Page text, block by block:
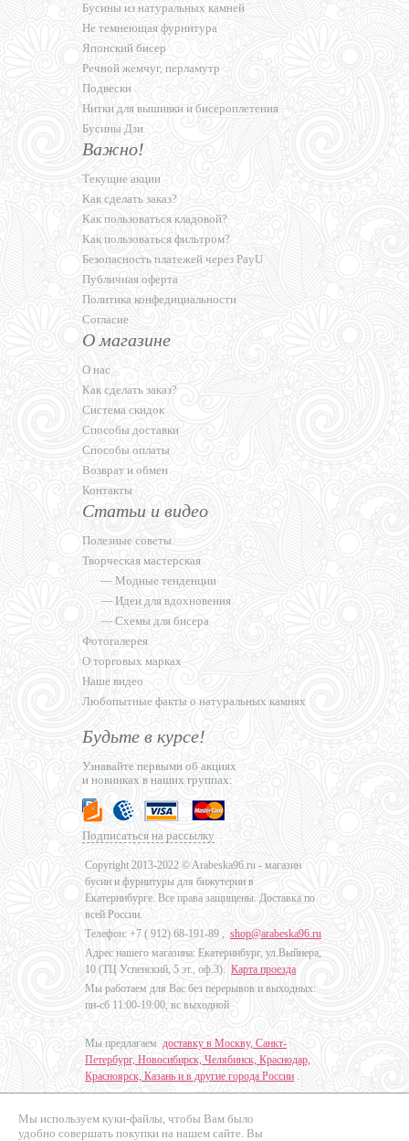
Мы используем куки-файлы, чтобы Вам было
удобно совершать покупки на нашем сайте. Вы
Бусины из натуральных камней
Не темнеющая фурнитура
Японский бисер
Речной жемчуг, перламутр
Подвески
Нитки для вышивки и бисероплетения
Бусины Дзи
Важно!
Текущие акции
Как сделать заказ?
Как пользоваться кладовой?
Как пользоваться фильтром?
Безопасность платежей через PayU
Публичная оферта
Политика конфедициальности
Согласие
О магазине
О нас
Как сделать заказ?
Система скидок
Способы доставки
Способы оплаты
Возврат и обмен
Контакты
Статьи и видео
Полезные советы
Творческая мастерская
— Модные тенденции
— Идеи для вдохновения
— Схемы для бисера
Фотогалерея
О торговых марках
Наше видео
Любопытные факты о натуральных камнях
Будьте в курсе!
Узнавайте первыми об акциях
и новинках в наших группах:
Подписаться на рассылку
Copyright 2013-2022 © Arabeska96.ru - магазин
бусин и фурнитуры для бижутерии в
Екатеринбурге. Все права защищены. Доставка по
всей России.
Телефон: +7 ( 912) 68-191-89 , shop@arabeska96.ru
Адрес нашего магазина: Екатеринбург, ул.Выйнера,
10 (ТЦ Успенский, 5 эт., оф.3). Карта проезда
Мы работаем для Вас без перерывов и выходных:
пн-сб 11:00-19:00, вс выходной
Мы предлагаем доставку в Москву, Санкт-
Петербург, Новосибирск, Челябинск, Краснодар,
Красноярск, Казань и в другие города России .
Дизайн - Наталья Мальцева